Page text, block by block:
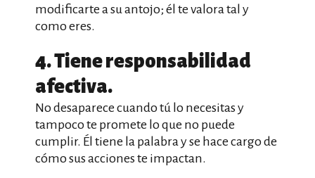
modificarte a su antojo; él te valora tal y
como eres.
4. Tiene responsabilidad
afectiva.
No desaparece cuando tú lo necesitas y
tampoco te promete lo que no puede
cumplir. Él tiene la palabra y se hace cargo de
cómo sus acciones te impactan.